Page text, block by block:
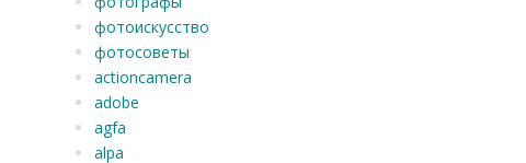
фотоискусство
фотосоветы
actioncamera
adobe
agfa
alpa